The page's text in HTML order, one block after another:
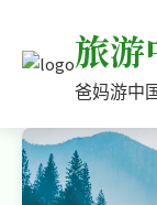
旅游
爸妈游中